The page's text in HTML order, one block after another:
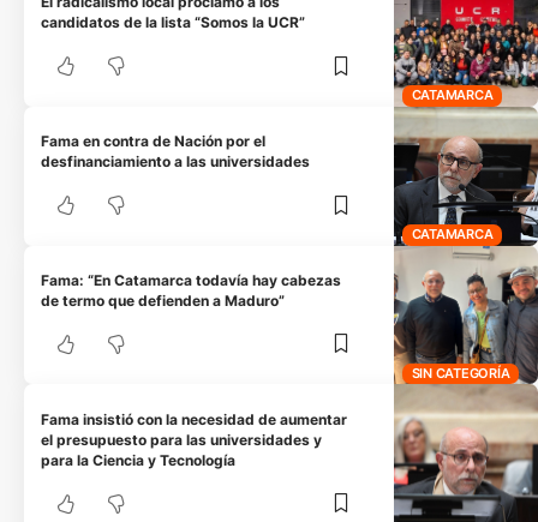
CATAMARCA
candidatos de la lista “Somos la UCR”
CATAMARCA
Fama en contra de Nación por el
desfinanciamiento a las universidades
SIN CATEGORÍA
Fama: “En Catamarca todavía hay cabezas
de termo que defienden a Maduro”
Fama insistió con la necesidad de aumentar
el presupuesto para las universidades y
para la Ciencia y Tecnología